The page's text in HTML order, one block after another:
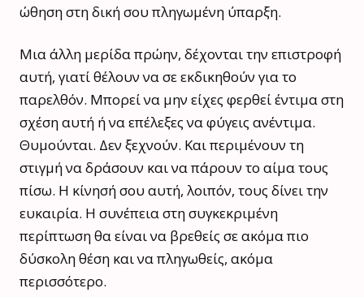
ώθηση στη δική σου πληγωμένη ύπαρξη.
Μια άλλη μερίδα πρώην, δέχονται την επιστροφή
αυτή, γιατί θέλουν να σε εκδικηθούν για το
παρελθόν. Μπορεί να μην είχες φερθεί έντιμα στη
σχέση αυτή ή να επέλεξες να φύγεις ανέντιμα.
Θυμούνται. Δεν ξεχνούν. Και περιμένουν τη
στιγμή να δράσουν και να πάρουν το αίμα τους
πίσω. Η κίνησή σου αυτή, λοιπόν, τους δίνει την
ευκαιρία. Η συνέπεια στη συγκεκριμένη
περίπτωση θα είναι να βρεθείς σε ακόμα πιο
δύσκολη θέση και να πληγωθείς, ακόμα
περισσότερο.